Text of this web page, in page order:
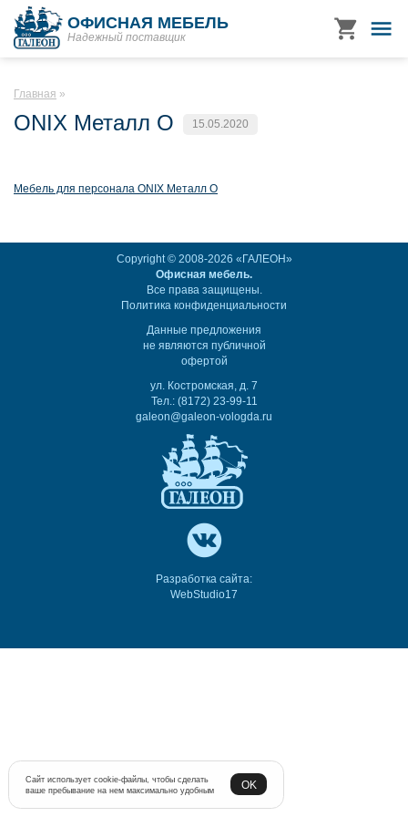
ОФИСНАЯ МЕБЕЛЬ
Надежный поставщик
Главная
ONIX Металл О 15.05.2020
Мебель для персонала ONIX Металл О
Copyright © 2008-2026 «ГАЛЕОН»
Офисная мебель.
Все права защищены.
Политика конфиденциальности
Данные предложения
не являются публичной
офертой
ул. Костромская, д. 7
Тел.: (8172) 23-99-11
galeon@galeon-vologda.ru
Разработка сайта:
WebStudio17
Сайт использует cookie-файлы, чтобы сделать
ваше пребывание на нем максимально удобным
OK